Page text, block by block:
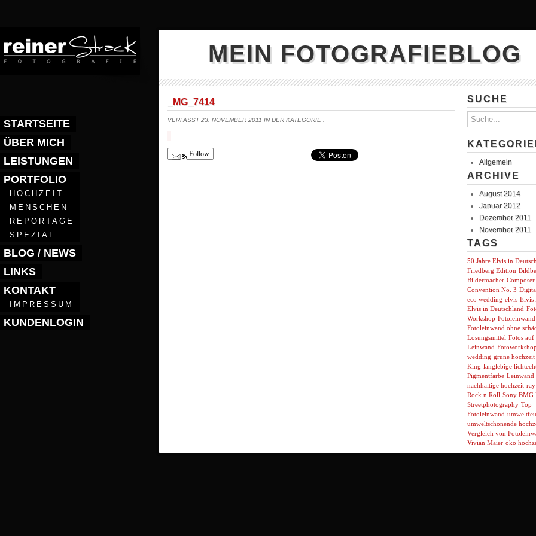
STARTSEITE
ÜBER MICH
LEISTUNGEN
PORTFOLIO
HOCHZEIT
MENSCHEN
REPORTAGE
SPEZIAL
BLOG / NEWS
LINKS
KONTAKT
IMPRESSUM
KUNDENLOGIN
MEIN FOTOGRAFIEBLOG
_MG_7414
VERFASST 23. NOVEMBER 2011 IN DER KATEGORIE
Follow
SUCHE
Allgemein
ARCHIVE
August 2014
Januar 2012
Dezember 2011
November 2011
TAGS
50 Jahre Elvis in
Friedberg Edition
Bildermacher Composer
Convention No. 3
eco wedding elvis Elvis
Elvis in Deutschland
Workshop Fotoleinwand
Fotoleinwand ohne
Lösungsmittel Fotos auf
Leinwand Fotoworkshop
wedding grüne hochzeit
King langlebige
Pigmentfarbe Leinwand
nachhaltige hochzeit ray
Rock n Roll Sony BMG
Streetphotography Top
Fotoleinwand
umweltschonende
Vergleich von
Vivian Maier öko